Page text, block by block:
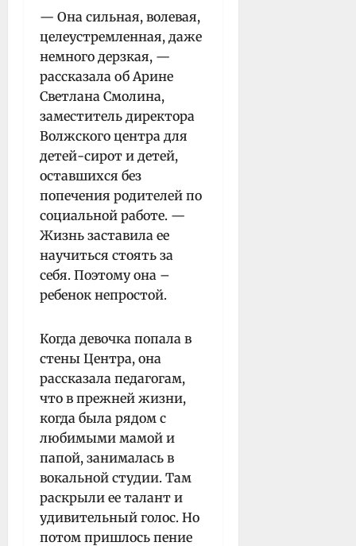
— Она сильная, волевая,
целеустремленная, даже
немного дерзкая, —
рассказала об Арине
Светлана Смолина,
заместитель директора
Волжского центра для
детей-сирот и детей,
оставшихся без
попечения родителей по
социальной работе. —
Жизнь заставила ее
научиться стоять за
себя. Поэтому она –
ребенок непростой.
Когда девочка попала в
стены Центра, она
рассказала педагогам,
что в прежней жизни,
когда была рядом с
любимыми мамой и
папой, занималась в
вокальной студии. Там
раскрыли ее талант и
удивительный голос. Но
потом пришлось пение